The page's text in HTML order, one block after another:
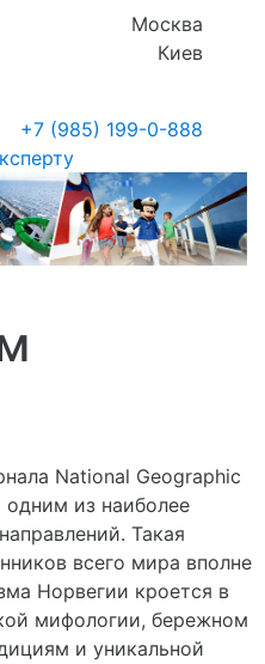
Москва
Киев
+7 (985) 199-0-888
National Geographic
одним из наиболее
Такая
всего мира вполне
Норвегии кроется в
мифологии, бережном
и уникальной